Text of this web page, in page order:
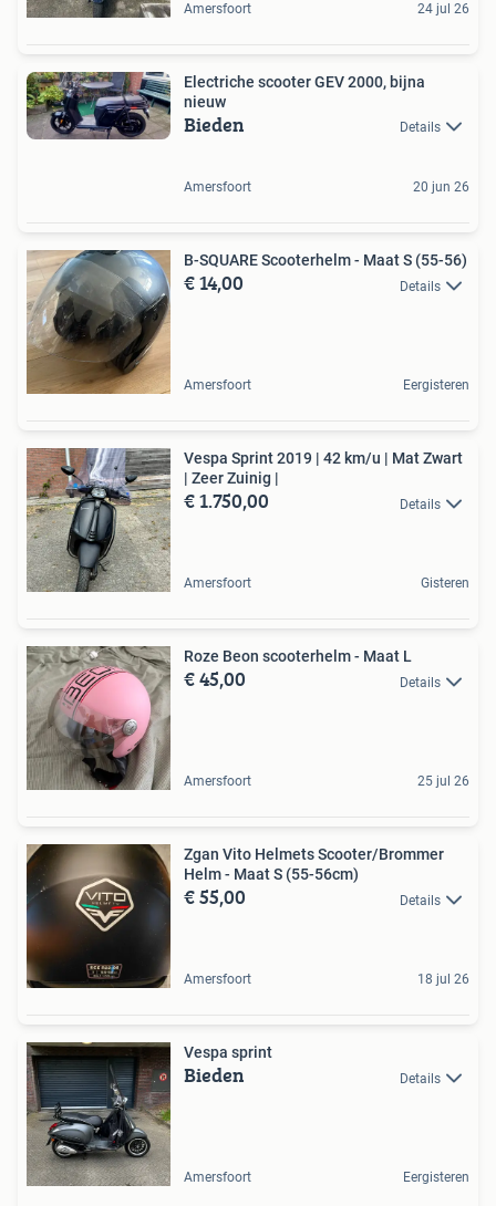
Amersfoort 24 jul 26
Electriche scooter GEV 2000, bijna
nieuw
Bieden Details
Amersfoort 20 jun 26
B-SQUARE Scooterhelm - Maat S (55-56)
€ 14,00 Details
Amersfoort Eergisteren
Vespa Sprint 2019 | 42 km/u | Mat Zwart
| Zeer Zuinig |
€ 1.750,00 Details
Amersfoort Gisteren
Roze Beon scooterhelm - Maat L
€ 45,00 Details
Amersfoort 25 jul 26
Zgan Vito Helmets Scooter/Brommer
Helm - Maat S (55-56cm)
€ 55,00 Details
Amersfoort 18 jul 26
Vespa sprint
Bieden Details
Amersfoort Eergisteren